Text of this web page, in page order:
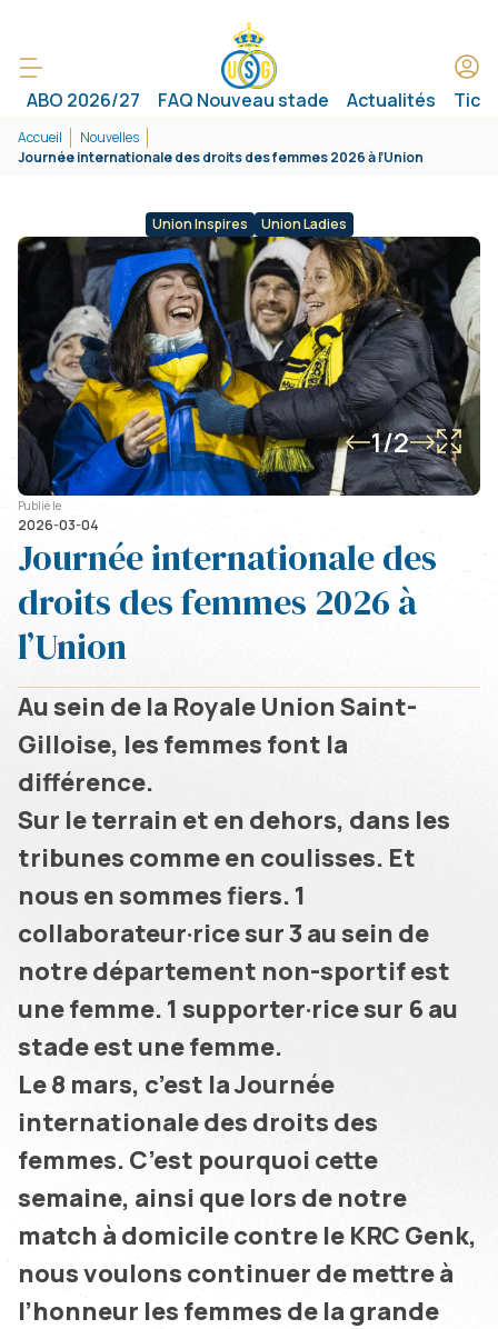
ABO 2026/27 FAQ Nouveau stade Actualités
Accueil
Nouvelles
Journée internationale des droits des femmes 2026 à l’Union
Union Inspires Union Ladies
1/2
Publié le
2026-03-04
Journée internationale des
droits des femmes 2026 à
l’Union
Au sein de la Royale Union Saint-
Gilloise, les femmes font la
différence.
Sur le terrain et en dehors, dans les
tribunes comme en coulisses. Et
nous en sommes fiers. 1
collaborateur·rice sur 3 au sein de
notre département non-sportif est
une femme. 1 supporter·rice sur 6 au
stade est une femme.
Le 8 mars, c’est la Journée
internationale des droits des
femmes. C’est pourquoi cette
semaine, ainsi que lors de notre
match à domicile contre le KRC Genk,
nous voulons continuer de mettre à
l’honneur les femmes de la grande